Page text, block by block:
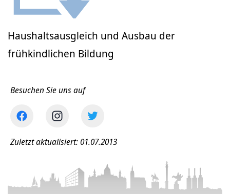
Haushaltsausgleich und Ausbau der
frühkindlichen Bildung
Besuchen Sie uns auf
Zuletzt aktualisiert: 01.07.2013